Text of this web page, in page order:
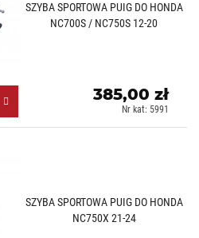
SZYBA SPORTOWA PUIG DO HONDA
NC700S / NC750S 12-20
385,00 zł
Nr kat: 5991
SZYBA SPORTOWA PUIG DO HONDA
NC750X 21-24